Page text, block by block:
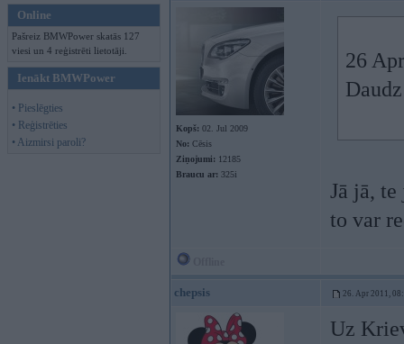
Online
Pašreiz BMWPower skatās 127
viesi un 4 reģistrēti lietotāji.
Ienākt BMWPower
• Pieslēgties
• Reģistrēties
• Aizmirsi paroli?
Kopš: 02. Jul 2009
No: Cēsis
Ziņojumi: 12185
Braucu ar: 325i
26
Jā jā,
to var
chepsis 26. Apr 2011,
Uz